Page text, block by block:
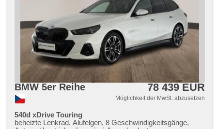
BMW 5er Reihe 78 439 EUR
Möglichkeit der MwSt. abzusetzen
540d xDrive Touring
beheizte Lenkrad, Alufelgen, 8 Geschwindigkeitsgänge,